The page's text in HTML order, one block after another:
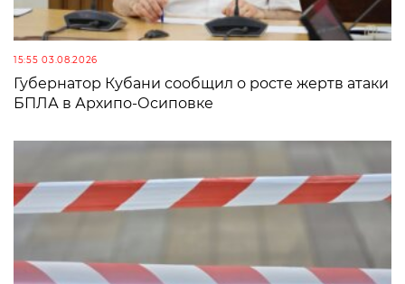
15:55 03.08.2026
Губернатор Кубани сообщил о росте жертв атаки
БПЛА в Архипо-Осиповке